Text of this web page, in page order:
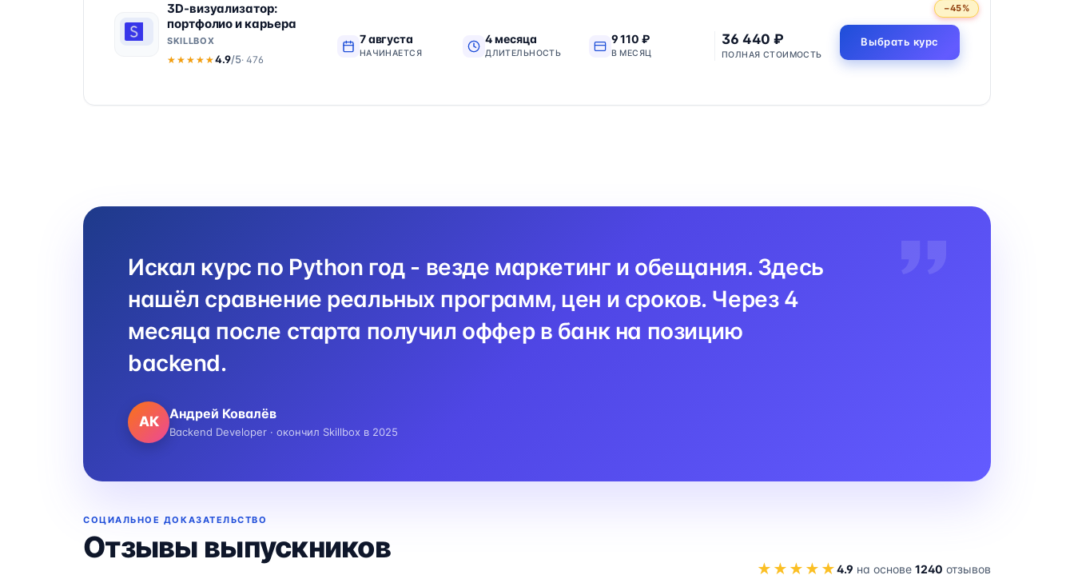
−45%
3D-визуализатор:
портфолио и карьера
SKILLBOX
★★★★★
★★★★★4.9/5· 476
7 августа
НАЧИНАЕТСЯ
4 месяца
ДЛИТЕЛЬНОСТЬ
9 110 ₽
В МЕСЯЦ
36 440 ₽
ПОЛНАЯ СТОИМОСТЬ
Выбрать курс
Искал курс по Python год - везде маркетинг и обещания. Здесь
нашёл сравнение реальных программ, цен и сроков. Через 4
месяца после старта получил оффер в банк на позицию
backend.
АК Андрей Ковалёв
Backend Developer · окончил Skillbox в 2025
СОЦИАЛЬНОЕ ДОКАЗАТЕЛЬСТВО
Отзывы выпускников
★★★★★4.9 на основе 1240 отзывов